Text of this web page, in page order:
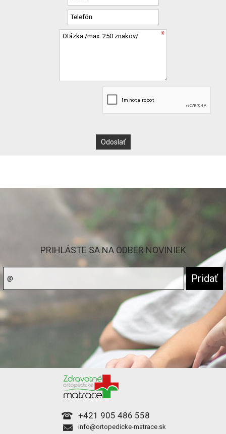
PRIHLÁSTE SA NA ODBER NOVINIEK
+421 905 486 558
info@ortopedicke-matrace.sk